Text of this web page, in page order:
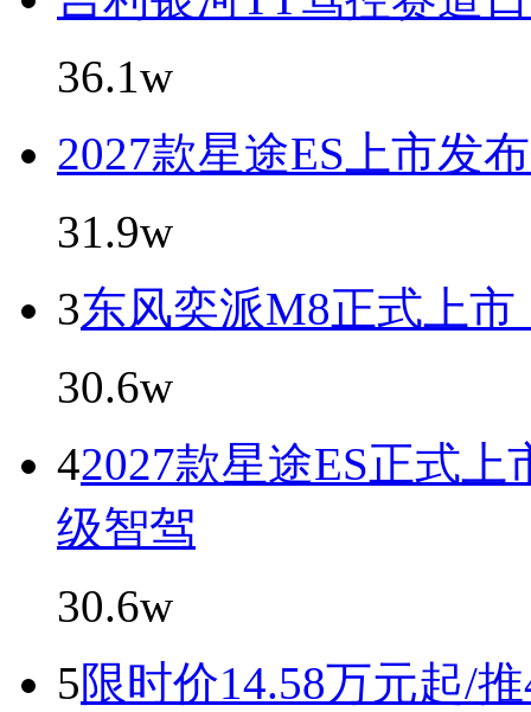
36.1w
2027款星途ES上市发
31.9w
3东风奕派M8正式上
30.6w
42027款星途ES正式
级智驾
30.6w
5限时价14.58万元起/